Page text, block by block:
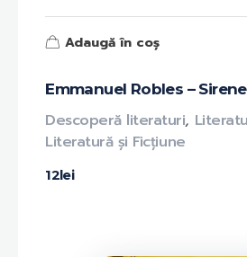
Emmanuel Robles –
12lei
Descoperă literaturi,
Literatură și Ficțiune
Adaugă în coș